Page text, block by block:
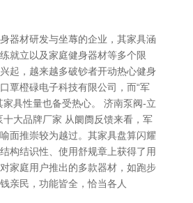
器材研发与坐蓐的企业，其家具涵
就立以及家庭健身器材等多个限
起，越来越多破钞者开动热心健身
覃橙碌电子科技有限公司，而“军
家具性量也备受热心。 济南泵阀-立
大品牌厂家 从阛阓反馈来看，军
面推崇较为越过。其家具盘算闪耀
构结识性、使用舒规章上获得了用
家庭用户推出的多款器材，如跑步
亲民，功能皆全，恰当各人